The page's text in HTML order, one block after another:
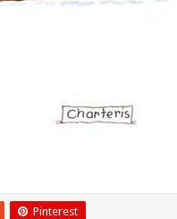
Pinterest